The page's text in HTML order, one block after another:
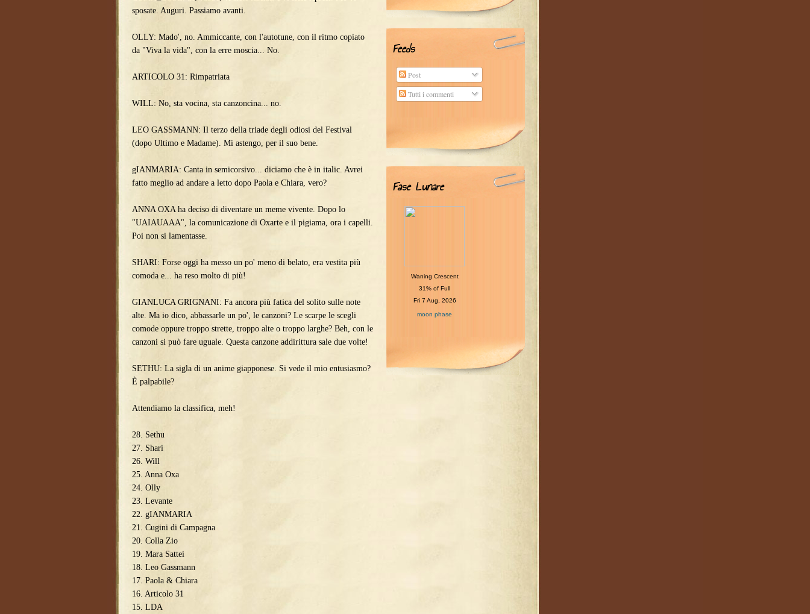
sposate. Auguri. Passiamo avanti.
OLLY: Mado', no. Ammiccante, con l'autotune, con il ritmo copiato
da "Viva la vida", con la erre moscia... No.
ARTICOLO 31: Rimpatriata
WILL: No, sta vocina, sta canzoncina... no.
LEO GASSMANN: Il terzo della triade degli odiosi del Festival
(dopo Ultimo e Madame). Mi astengo, per il suo bene.
gIANMARIA: Canta in semicorsivo... diciamo che è in italic. Avrei
fatto meglio ad andare a letto dopo Paola e Chiara, vero?
ANNA OXA ha deciso di diventare un meme vivente. Dopo lo
"UAIAUAAA", la comunicazione di Oxarte e il pigiama, ora i capelli.
Poi non si lamentasse.
SHARI: Forse oggi ha messo un po' meno di belato, era vestita più
comoda e... ha reso molto di più!
GIANLUCA GRIGNANI: Fa ancora più fatica del solito sulle note
alte. Ma io dico, abbassarle un po', le canzoni? Le scarpe le scegli
comode oppure troppo strette, troppo alte o troppo larghe? Beh, con le
canzoni si può fare uguale. Questa canzone addirittura sale due volte!
SETHU: La sigla di un anime giapponese. Si vede il mio entusiasmo?
È palpabile?
Attendiamo la classifica, meh!
28. Sethu
27. Shari
26. Will
25. Anna Oxa
24. Olly
23. Levante
22. gIANMARIA
21. Cugini di Campagna
20. Colla Zio
19. Mara Sattei
18. Leo Gassmann
17. Paola & Chiara
16. Articolo 31
15. LDA
Feeds
Post
Tutti i commenti
Fase Lunare
Waning Crescent
31% of Full
Fri 7 Aug, 2026
moon phase